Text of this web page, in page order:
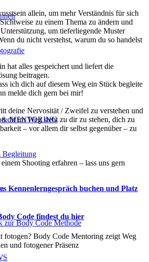
MENTORING
Begleitung
zur Body Code Methode
allein, um mehr Verständnis für sich
zu einem Thema zu ändern und
um tieferliegende Muster
du nicht verstehst, warum du so handelst
hat alles gespeichert und liefert die
beitragen.
ich dich auf diesem Weg ein Stück begleite
melde dich gern bei mir!
deine Nervosität / Zweifel zu verstehen und
dir im Weg steht zu dir zu stehen, dich zu
– vor allem dir selbst gegenüber – zu
Shooting erfahren – lass uns gern
Kennenlerngespräch buchen und Platz
Code findest du hier